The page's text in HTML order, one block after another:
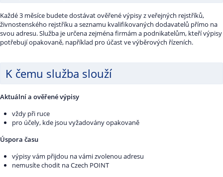
Každé 3 měsíce budete dostávat ověřené výpisy z veřejných rejstříků,
živnostenského rejstříku a seznamu kvalifikovaných dodavatelů přímo na
svou adresu. Služba je určena zejména firmám a podnikatelům, kteří výpisy
potřebují opakovaně, například pro účast ve výběrových řízeních.
K čemu služba slouží
Aktuální a ověřené výpisy
vždy při ruce
pro účely, kde jsou vyžadovány opakovaně
Úspora času
výpisy vám přijdou na vámi zvolenou adresu
nemusíte chodit na Czech POINT